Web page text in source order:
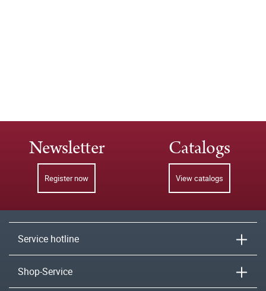
Newsletter
Register now
Catalogs
View catalogs
Service hotline
Shop-Service